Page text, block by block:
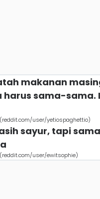
makanan
sama-sama.
user/yetiospaghettio)
sayur, tapi
user/ewitsophie)